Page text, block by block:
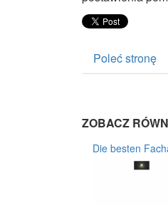
Poleć stronę
ZOBACZ
Die besten